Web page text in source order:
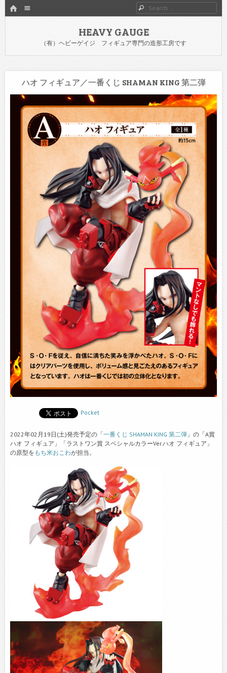
HOME Search
HEAVY GAUGE
（有）ヘビーゲイジ フィギュア専門の造形工房です
ハオ フィギュア／一番くじ SHAMAN KING 第二弾
Pocket
2022年02月19日(土)発売予定の「一番くじ SHAMAN KING 第二弾 」の「A賞
ハオ フィギュア」「ラストワン賞 スペシャルカラーVer.ハオ フィギュア」
の原型を もち米おこわが担当。